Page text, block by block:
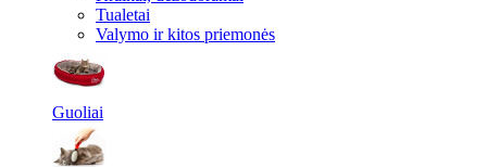
Tualetai
Valymo ir kitos priemonės
Guoliai